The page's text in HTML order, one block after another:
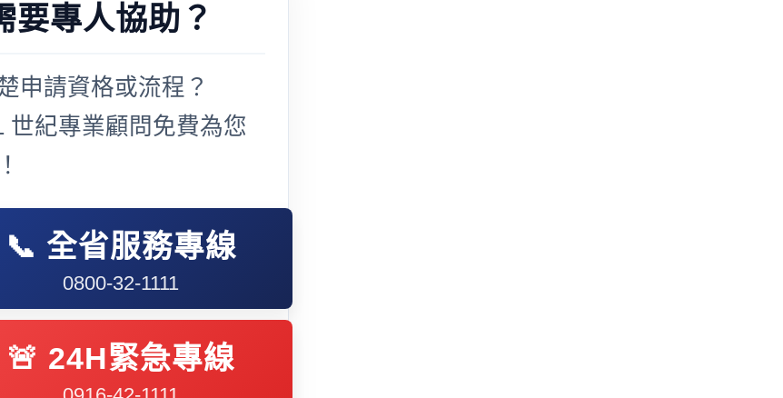
要專人協助？
申請資格或流程？
世紀專業顧問免費為您
📞 全省服務專線
0800-32-1111
🚨 24H緊急專線